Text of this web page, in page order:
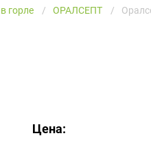
горле ОРАЛСЕПТ
Цена: